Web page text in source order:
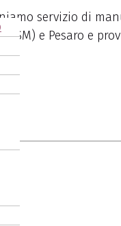
servizio di
e Pesaro e